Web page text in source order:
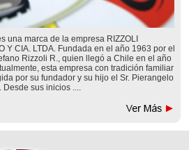
una marca de la empresa RIZZOLI
Y CIA. LTDA. Fundada en el año 1963 por el
Rizzoli R., quien llegó a Chile en el año
esta empresa con tradición familiar
por su fundador y su hijo el Sr. Pierangelo
Desde sus inicios ....